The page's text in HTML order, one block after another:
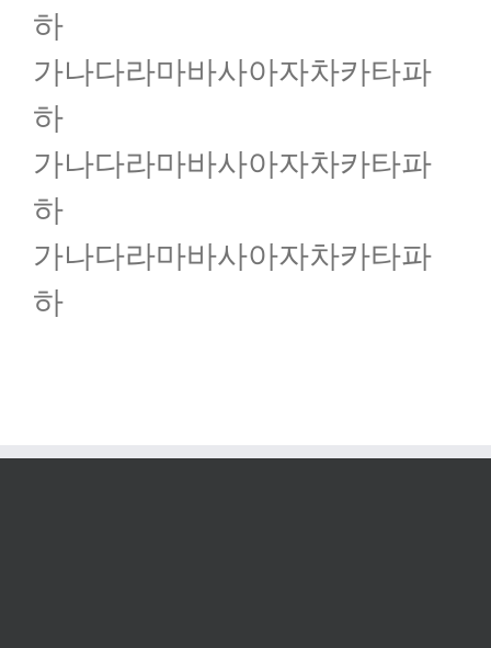
하
가나다라마바사아자차카타파
하
가나다라마바사아자차카타파
하
가나다라마바사아자차카타파
하